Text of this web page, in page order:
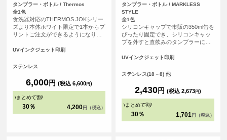
タンブラー・ボトル / Thermos
全1色
食洗器対応のTHERMOS JOKシリー
ズより本体ホワイト限定で1本からプ
リントご注文ができるようになりま
ら高い保温・保冷力を備えていま
触りで高級感のある本体です。食洗
（THERMOS）製品は記念品や贈り
物としておすすめなアイテムです。
<br> ※在庫限りで販売終了の商品で
UVインクジェット印刷
ステンレス
6,000円 (税込 6,600円)
\まとめて割/
30％ 4,200 円（税込）
タンブラー・ボトル / MARKLESS
STYLE
全1色
シリコンキャップで市販の350ml缶を
ぴったり固定でき、シリコンキャッ
プを外すと直飲みのタンブラーに
プを底面に取り付けることで滑り止
で持っても滑りにくい仕様になって
UVインクジェット印刷
ステンレス(18－8) 他
2,430円 (税込 2,673円)
\まとめて割/
30％ 1,701 円（税込）